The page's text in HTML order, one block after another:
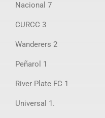
Nacional 7
CURCC 3
Wanderers 2
Peñarol 1
River Plate FC 1
Universal 1.